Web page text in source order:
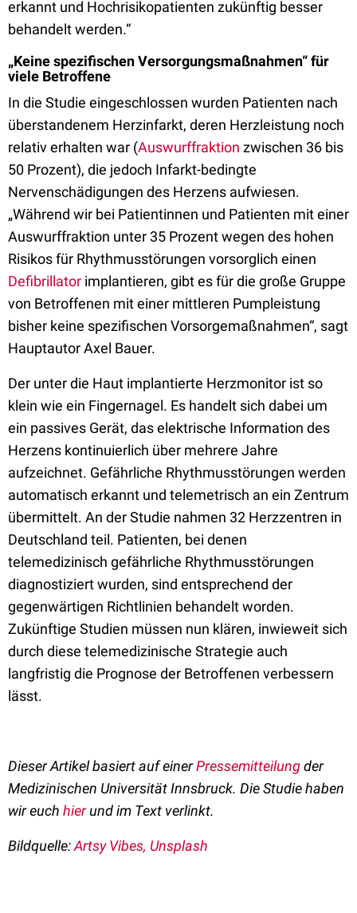
erkannt und Hochrisikopatienten zukünftig besser
behandelt werden.“
„Keine spezifischen Versorgungsmaßnahmen“ für
viele Betroffene
In die Studie eingeschlossen wurden Patienten nach
überstandenem Herzinfarkt, deren Herzleistung noch
relativ erhalten war (Auswurffraktion zwischen 36 bis
50 Prozent), die jedoch Infarkt-bedingte
Nervenschädigungen des Herzens aufwiesen.
„Während wir bei Patientinnen und Patienten mit einer
Auswurffraktion unter 35 Prozent wegen des hohen
Risikos für Rhythmusstörungen vorsorglich einen
Defibrillator implantieren, gibt es für die große Gruppe
von Betroffenen mit einer mittleren Pumpleistung
bisher keine spezifischen Vorsorgemaßnahmen“, sagt
Hauptautor Axel Bauer.
Der unter die Haut implantierte Herzmonitor ist so
klein wie ein Fingernagel. Es handelt sich dabei um
ein passives Gerät, das elektrische Information des
Herzens kontinuierlich über mehrere Jahre
aufzeichnet. Gefährliche Rhythmusstörungen werden
automatisch erkannt und telemetrisch an ein Zentrum
übermittelt. An der Studie nahmen 32 Herzzentren in
Deutschland teil. Patienten, bei denen
telemedizinisch gefährliche Rhythmusstörungen
diagnostiziert wurden, sind entsprechend der
gegenwärtigen Richtlinien behandelt worden.
Zukünftige Studien müssen nun klären, inwieweit sich
durch diese telemedizinische Strategie auch
langfristig die Prognose der Betroffenen verbessern
lässt.
Dieser Artikel basiert auf einerPressemitteilungder
Medizinischen Universität Innsbruck. Die Studie haben
wir euch hierund im Text verlinkt.
Bildquelle:Artsy Vibes, Unsplash